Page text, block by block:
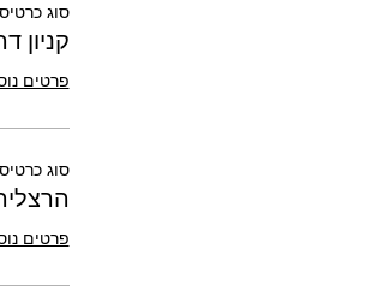
סוג כרטיס
קניון
פרטים
סוג כרטיס
פרטים